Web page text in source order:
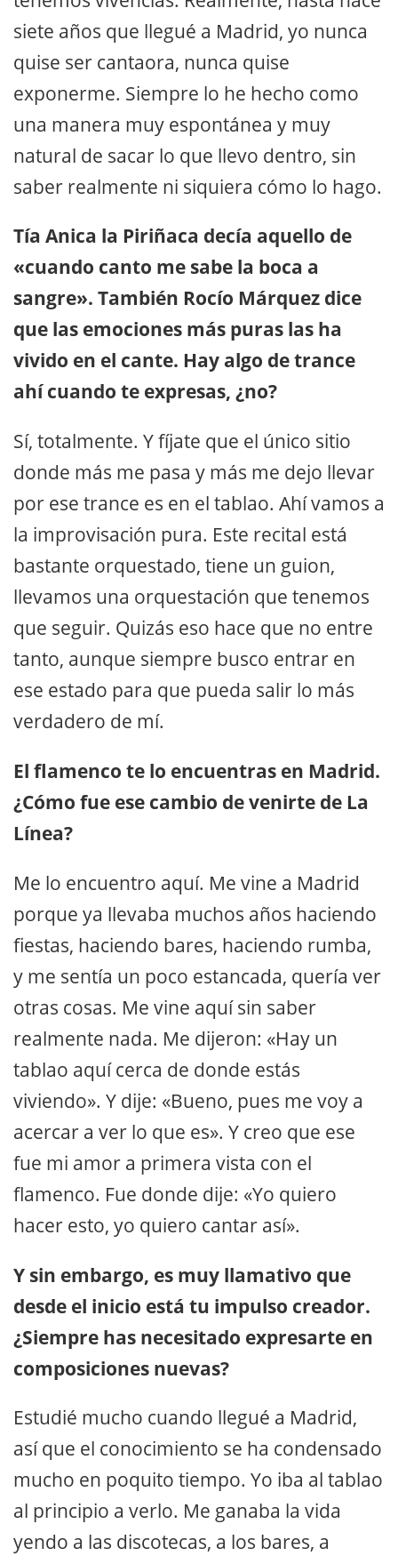
siete años que llegué a Madrid, yo nunca
quise ser cantaora, nunca quise
exponerme. Siempre lo he hecho como
una manera muy espontánea y muy
natural de sacar lo que llevo dentro, sin
saber realmente ni siquiera cómo lo hago.
Tía Anica la Piriñaca decía aquello de
«cuando canto me sabe la boca a
sangre». También Rocío Márquez dice
que las emociones más puras las ha
vivido en el cante. Hay algo de trance
ahí cuando te expresas, ¿no?
Sí, totalmente. Y fíjate que el único sitio
donde más me pasa y más me dejo llevar
por ese trance es en el tablao. Ahí vamos a
la improvisación pura. Este recital está
bastante orquestado, tiene un guion,
llevamos una orquestación que tenemos
que seguir. Quizás eso hace que no entre
tanto, aunque siempre busco entrar en
ese estado para que pueda salir lo más
verdadero de mí.
El flamenco te lo encuentras en Madrid.
¿Cómo fue ese cambio de venirte de La
Línea?
Me lo encuentro aquí. Me vine a Madrid
porque ya llevaba muchos años haciendo
fiestas, haciendo bares, haciendo rumba,
y me sentía un poco estancada, quería ver
otras cosas. Me vine aquí sin saber
realmente nada. Me dijeron: «Hay un
tablao aquí cerca de donde estás
viviendo». Y dije: «Bueno, pues me voy a
acercar a ver lo que es». Y creo que ese
fue mi amor a primera vista con el
flamenco. Fue donde dije: «Yo quiero
hacer esto, yo quiero cantar así».
Y sin embargo, es muy llamativo que
desde el inicio está tu impulso creador.
¿Siempre has necesitado expresarte en
composiciones nuevas?
Estudié mucho cuando llegué a Madrid,
así que el conocimiento se ha condensado
mucho en poquito tiempo. Yo iba al tablao
al principio a verlo. Me ganaba la vida
yendo a las discotecas, a los bares, a